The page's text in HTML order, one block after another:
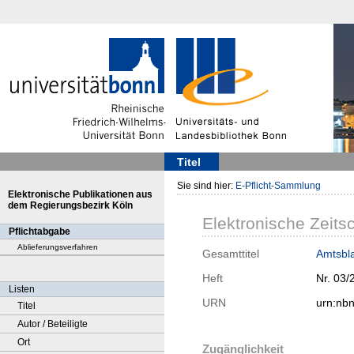
Titel
Elektronische Publikationen aus
dem Regierungsbezirk Köln
Pflichtabgabe
Ablieferungsverfahren
Listen
Titel
Autor / Beteiligte
Ort
Sie sind hier: E-Pflicht-Sammlung
Elektronische
Gesamttitel
Heft
Nr. 03/
URN
Zugänglichkeit